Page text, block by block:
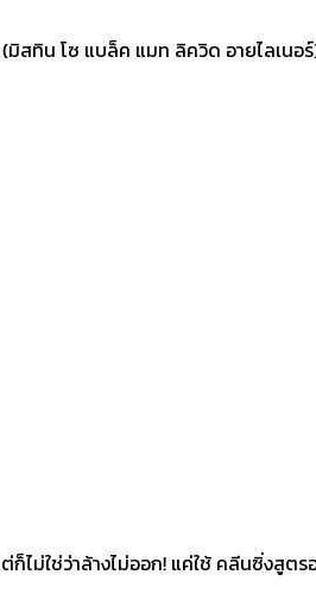
(มิสทิน โซ แบล็ค แมท ลิควิด อายไลเนอ
ก็ไม่ใช่ว่าล้างไม่ออก! แค่ใช้ คลีนซิ่งสูต